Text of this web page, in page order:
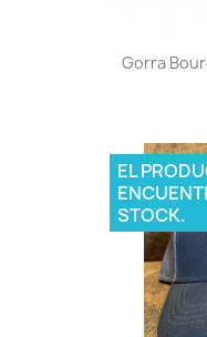
Gorra
EL
STOCK.